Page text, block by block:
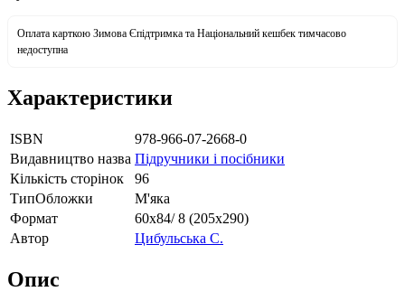
Оплата карткою Зимова Єпідтримка та Національний кешбек тимчасово
недоступна
Характеристики
ISBN
978-966-07-2668-0
Видавництво назва Підручники і посібники
Кількість сторінок
96
ТипОбложки
М'яка
Формат
60х84/ 8 (205х290)
Автор
Цибульська С.
Опис